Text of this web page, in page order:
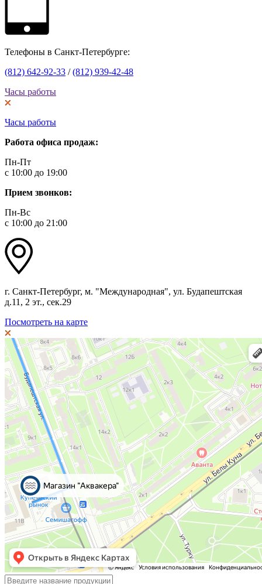
Телефоны в Санкт-Петербурге:
(812) 642-92-33 /(812) 939-42-48
Часы работы
Часы работы
Работа офиса продаж:
Пн-Пт
с 10:00 до 19:00
Прием звонков:
Пн-Вс
с 10:00 до 21:00
г. Санкт-Петербург, м. "Международная", ул. Будапештская
д.11, 2 эт., сек.29
Посмотреть на карте